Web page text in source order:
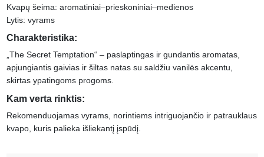
Kvapų šeima: aromatiniai–prieskoniniai–medienos
Lytis: vyrams
Charakteristika:
„The Secret Temptation“ – paslaptingas ir gundantis aromatas,
apjungiantis gaivias ir šiltas natas su saldžiu vanilės akcentu,
skirtas ypatingoms progoms.
Kam verta rinktis:
Rekomenduojamas vyrams, norintiems intriguojančio ir patrauklaus
kvapo, kuris palieka išliekantį įspūdį.